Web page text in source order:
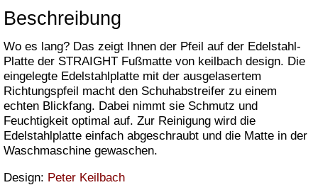
Beschreibung
Wo es lang? Das zeigt Ihnen der Pfeil auf der Edelstahl-
Platte der STRAIGHT Fußmatte von keilbach design. Die
eingelegte Edelstahlplatte mit der ausgelasertem
Richtungspfeil macht den Schuhabstreifer zu einem
echten Blickfang. Dabei nimmt sie Schmutz und
Feuchtigkeit optimal auf. Zur Reinigung wird die
Edelstahlplatte einfach abgeschraubt und die Matte in der
Waschmaschine gewaschen.
Design: Peter Keilbach